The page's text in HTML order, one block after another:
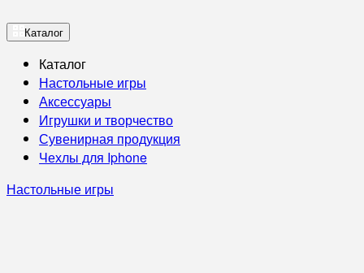
Каталог
Каталог
Настольные игры
Аксессуары
Игрушки и творчество
Сувенирная продукция
Чехлы для Iphone
Настольные игры